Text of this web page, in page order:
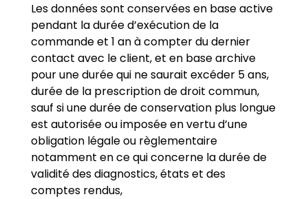
Les données sont conservées en base active
pendant la durée d’exécution de la
commande et 1 an à compter du dernier
contact avec le client, et en base archive
pour une durée qui ne saurait excéder 5 ans,
durée de la prescription de droit commun,
sauf si une durée de conservation plus longue
est autorisée ou imposée en vertu d’une
obligation légale ou règlementaire
notamment en ce qui concerne la durée de
validité des diagnostics, états et des
comptes rendus,